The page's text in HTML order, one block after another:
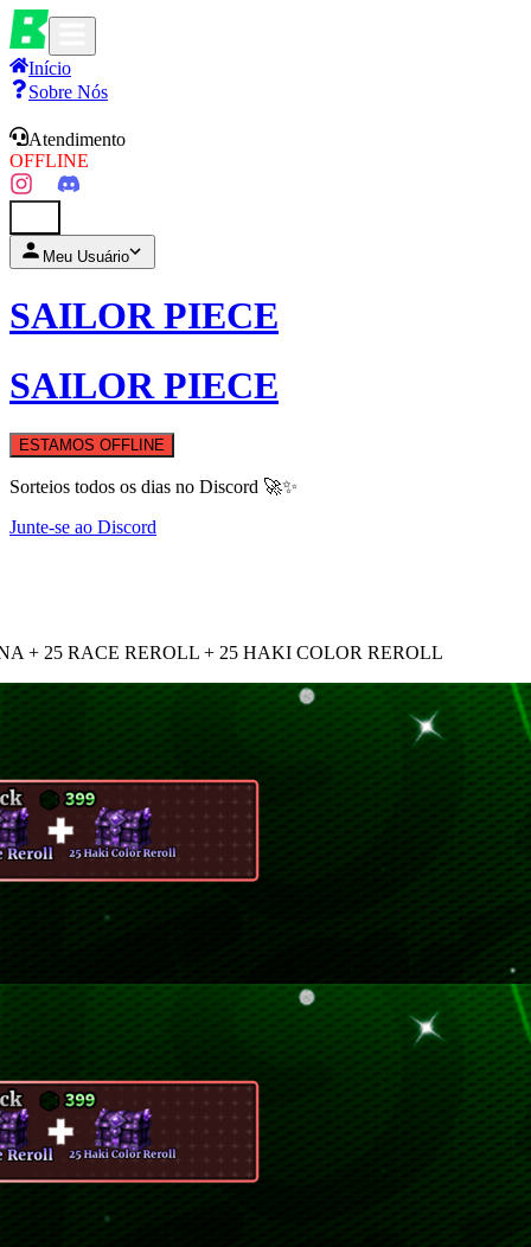
Início
Sobre Nós
Atendimento
OFFLINE
Meu Usuário
SAILOR PIECE
SAILOR PIECE
ESTAMOS OFFLINE
Sorteios todos os dias no Discord 🚀✨
Junte-se ao Discord
+ 25 RACE REROLL + 25 HAKI COLOR REROLL